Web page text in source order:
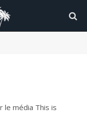
le média This is